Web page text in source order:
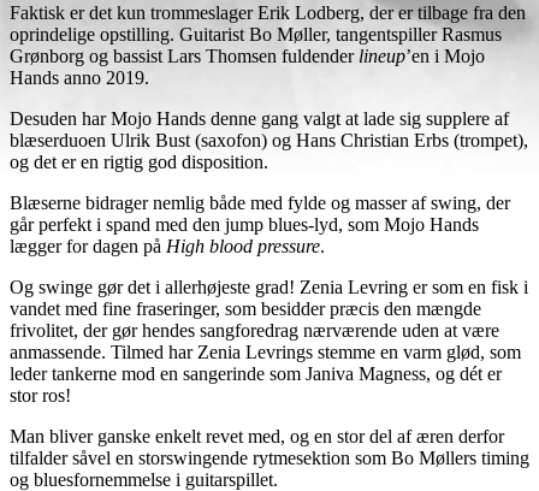
Faktisk er det kun trommeslager Erik Lodberg, der er tilbage fra den
oprindelige opstilling. Guitarist Bo Møller, tangentspiller Rasmus
Grønborg og bassist Lars Thomsen fuldender lineup’en i Mojo
Hands anno 2019.
Desuden har Mojo Hands denne gang valgt at lade sig supplere af
blæserduoen Ulrik Bust (saxofon) og Hans Christian Erbs (trompet),
og det er en rigtig god disposition.
Blæserne bidrager nemlig både med fylde og masser af swing, der
går perfekt i spand med den jump blues-lyd, som Mojo Hands
lægger for dagen på High blood pressure.
Og swinge gør det i allerhøjeste grad! Zenia Levring er som en fisk i
vandet med fine fraseringer, som besidder præcis den mængde
frivolitet, der gør hendes sangforedrag nærværende uden at være
anmassende. Tilmed har Zenia Levrings stemme en varm glød, som
leder tankerne mod en sangerinde som Janiva Magness, og dét er
stor ros!
Man bliver ganske enkelt revet med, og en stor del af æren derfor
tilfalder såvel en storswingende rytmesektion som Bo Møllers timing
og bluesfornemmelse i guitarspillet.